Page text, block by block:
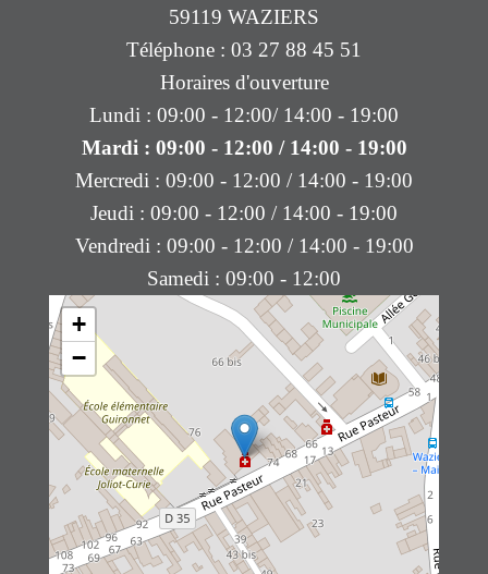
+
−
59119 WAZIERS
Téléphone : 03 27 88 45 51
Horaires d'ouverture
Lundi : 09:00 - 12:00/ 14:00 - 19:00
Mardi : 09:00 - 12:00 / 14:00 - 19:00
Mercredi : 09:00 - 12:00 / 14:00 - 19:00
Jeudi : 09:00 - 12:00 / 14:00 - 19:00
Vendredi : 09:00 - 12:00 / 14:00 - 19:00
Samedi : 09:00 - 12:00